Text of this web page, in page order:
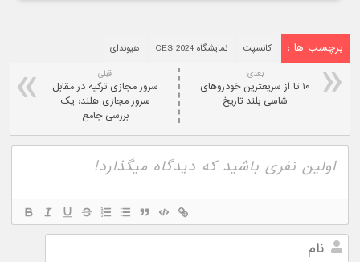
برچسب ها : کانسپت نمایشگاه CES 2024 هیوندای
قبلی
سرور مجازی ترکیه در مقابل
سرور مجازی هلند: یک
بررسی جامع
بعدی:
۱۰ تا از سریعترین خودروهای
شاسی بلند تاریخ
نام